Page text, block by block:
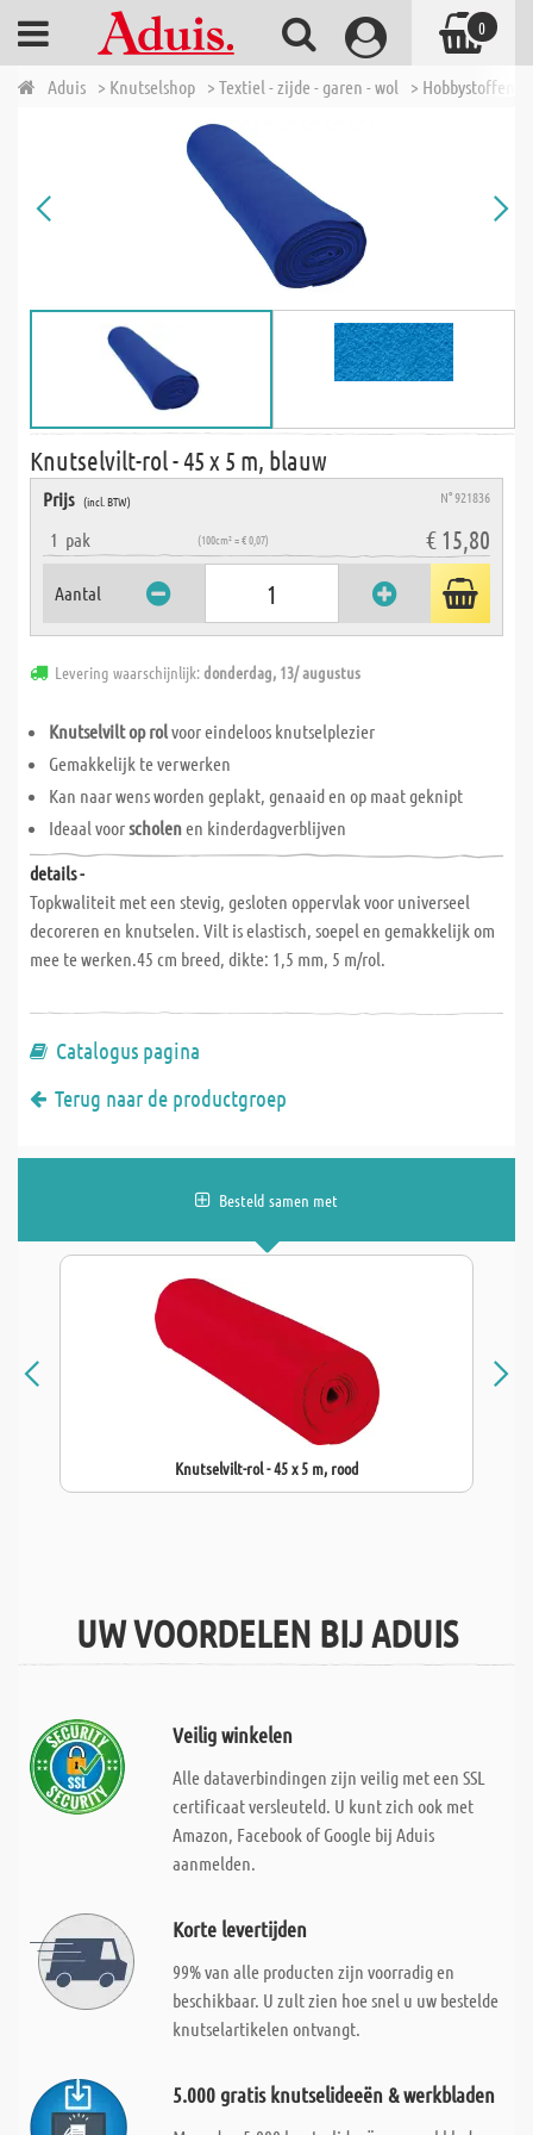
Aduis > Knutselshop > Textiel - zijde - garen - wol > Hobbystoffen
Knutselvilt-rol - 45 x 5 m, blauw
Prijs (incl. BTW) N° 921836
1 pak (100cm² = € 0,07) € 15,80
Aantal
Levering waarschijnlijk:donderdag, 13/ augustus
Knutselvilt op rolvoor eindeloos knutselplezier
Gemakkelijk te verwerken
Kan naar wens worden geplakt, genaaid en op maat geknipt
Ideaal voorscholenen kinderdagverblijven
details -
Topkwaliteit met een stevig, gesloten oppervlak voor universeel
decoreren en knutselen. Vilt is elastisch, soepel en gemakkelijk om
mee te werken.45 cm breed, dikte: 1,5 mm, 5 m/rol.
Catalogus pagina
Terug naar de productgroep
Besteld samen met
Knutselvilt-rol - 45 x 5 m, rood
UW VOORDELEN BIJ ADUIS
Veilig winkelen
Alle dataverbindingen zijn veilig met een SSL
certificaat versleuteld. U kunt zich ook met
Amazon, Facebook of Google bij Aduis
aanmelden.
Korte levertijden
99% van alle producten zijn voorradig en
beschikbaar. U zult zien hoe snel u uw bestelde
knutselartikelen ontvangt.
5.000 gratis knutselideeën & werkbladen
0